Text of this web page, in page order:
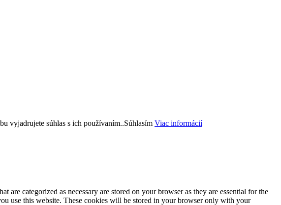
vyjadrujete súhlas s ich používaním..Súhlasím Viac informácií
categorized as necessary are stored on your browser as they are essential for the
use this website. These cookies will be stored in your browser only with your